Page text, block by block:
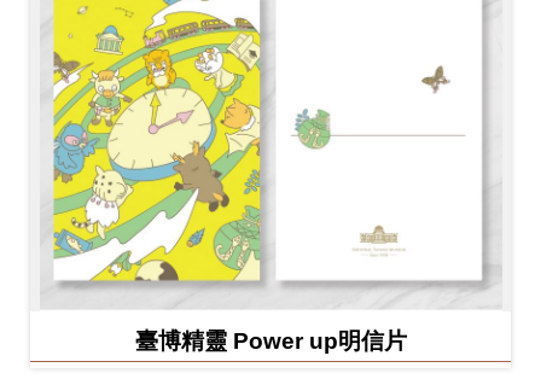
臺博精靈 Power up明信片